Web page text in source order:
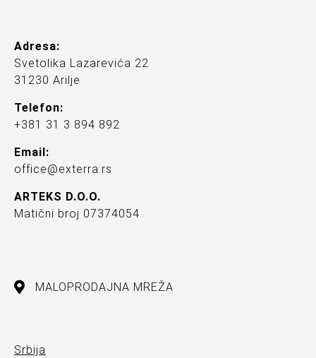
Adresa:
Svetolika Lazarevića 22
31230 Arilje
Telefon:
+381 31 3 894 892
Email:
office@exterra.rs
ARTEKS D.O.O.
Matični broj 07374054
MALOPRODAJNA MREŽA
Srbija